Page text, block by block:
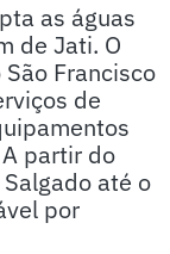
as águas
de Jati. O
Francisco
de
partir do
até o
por